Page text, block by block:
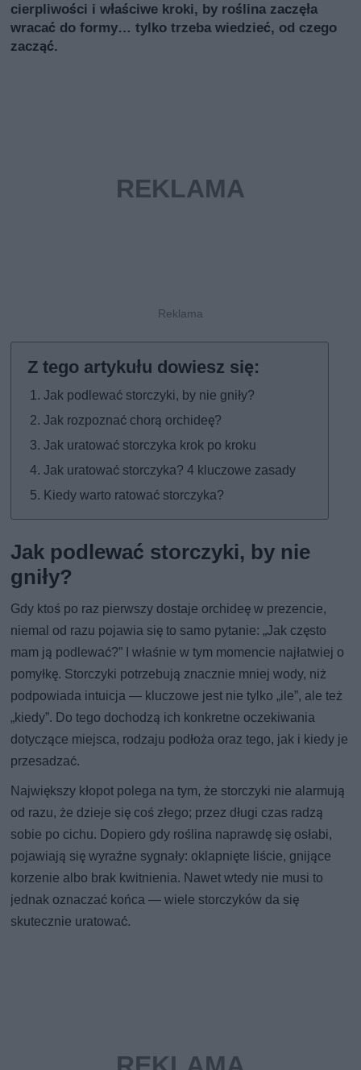
cierpliwości i właściwe kroki, by roślina zaczęła
wracać do formy… tylko trzeba wiedzieć, od czego
zacząć.
Jak podlewać storczyki, by nie gniły?
Jak rozpoznać chorą orchideę?
Jak uratować storczyka krok po kroku
Jak uratować storczyka? 4 kluczowe zasady
Kiedy warto ratować storczyka?
Jak podlewać storczyki, by nie
gniły?
Gdy ktoś po raz pierwszy dostaje orchideę w prezencie,
niemal od razu pojawia się to samo pytanie: „Jak często
mam ją podlewać?” I właśnie w tym momencie najłatwiej o
pomyłkę. Storczyki potrzebują znacznie mniej wody, niż
podpowiada intuicja — kluczowe jest nie tylko „ile”, ale też
„kiedy”. Do tego dochodzą ich konkretne oczekiwania
dotyczące miejsca, rodzaju podłoża oraz tego, jak i kiedy je
przesadzać.
Największy kłopot polega na tym, że storczyki nie alarmują
od razu, że dzieje się coś złego; przez długi czas radzą
sobie po cichu. Dopiero gdy roślina naprawdę się osłabi,
pojawiają się wyraźne sygnały: oklapnięte liście, gnijące
korzenie albo brak kwitnienia. Nawet wtedy nie musi to
jednak oznaczać końca — wiele storczyków da się
skutecznie uratować.